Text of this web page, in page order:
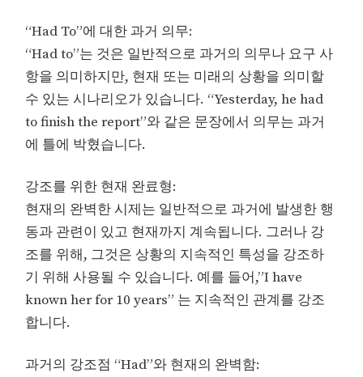
“Had To”에 대한 과거 의무:
“Had to”는 것은 일반적으로 과거의 의무나 요구 사
항을 의미하지만, 현재 또는 미래의 상황을 의미할
수 있는 시나리오가 있습니다. “Yesterday, he had
to finish the report”와 같은 문장에서 의무는 과거
에 틀에 박혔습니다.
강조를 위한 현재 완료형:
현재의 완벽한 시제는 일반적으로 과거에 발생한 행
동과 관련이 있고 현재까지 계속됩니다. 그러나 강
조를 위해, 그것은 상황의 지속적인 특성을 강조하
기 위해 사용될 수 있습니다. 예를 들어,”I have
known her for 10 years” 는 지속적인 관계를 강조
합니다.
과거의 강조점 “Had”와 현재의 완벽함: